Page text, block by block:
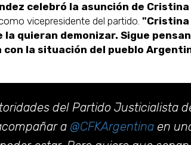
celebró la asunción de
vicepresidente del partido. "Cristina
quieran demonizar. Sigue
la situación del pueblo
del Partido Justicialista
a @CFKArgentinaen